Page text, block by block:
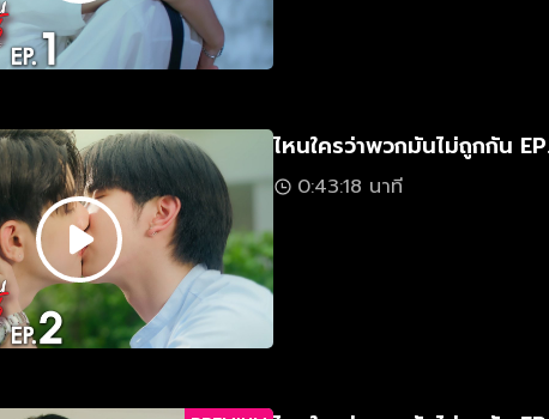
ไหนใครว่าพวกมันไม่ถูกกัน
0:43:18 นาที